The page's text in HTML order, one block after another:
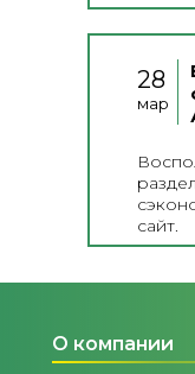
28
мар
сайт.
О компании